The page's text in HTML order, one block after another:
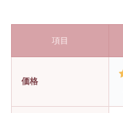
項目
価格